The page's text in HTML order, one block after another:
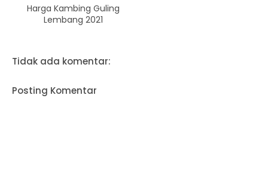
Harga Kambing Guling
Lembang 2021
Tidak ada komentar:
Posting Komentar